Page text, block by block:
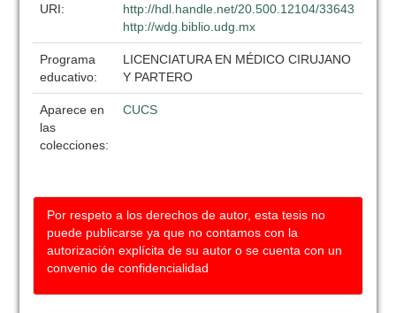
URI:
http://hdl.handle.net/20.500.12104/33643
http://wdg.biblio.udg.mx
Programa
educativo:
LICENCIATURA EN MÉDICO CIRUJANO
Y PARTERO
Aparece en
las
colecciones:
CUCS
Por respeto a los derechos de autor, esta tesis no
puede publicarse ya que no contamos con la
autorización explícita de su autor o se cuenta con un
convenio de confidencialidad